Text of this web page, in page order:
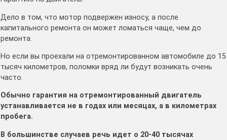
Дело в том, что мотор подвержен износу, а после
капитального ремонта он может ломаться чаще, чем до
ремонта.
Но если вы проехали на отремонтированном автомобиле до 15
тысяч километров, поломки вряд ли будут возникать очень
часто.
Обычно гарантия на отремонтированный двигатель
устанавливается не в годах или месяцах, а в километрах
пробега.
В большинстве случаев речь идет о 20-40 тысячах